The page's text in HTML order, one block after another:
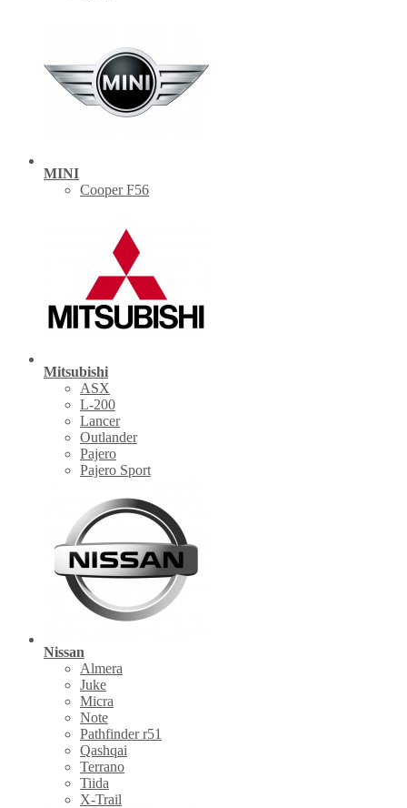
MINI
Cooper F56
Mitsubishi
ASX
L-200
Lancer
Outlander
Pajero
Pajero Sport
Nissan
Almera
Juke
Micra
Note
Pathfinder r51
Qashqai
Terrano
Tiida
X-Trail